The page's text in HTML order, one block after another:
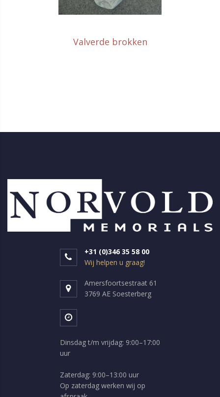
Valverde brokken
+31 (0)346 35 58 00
Wij helpen u graag!
Amersfoortsestraat 61
3769 AE Soesterberg
Dinsdag t/m vrijdag: 9:00–17:00
uur
Zaterdag: 9:00–13:00 uur
Op zaterdag werken wij op